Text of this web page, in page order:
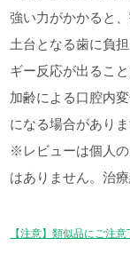
強い力がかかると
土台となる歯に負
ギー反応が出ること
加齢による口腔内
になる場合がありま
※レビューは個人
はありません。治
【注意】類似品にご注